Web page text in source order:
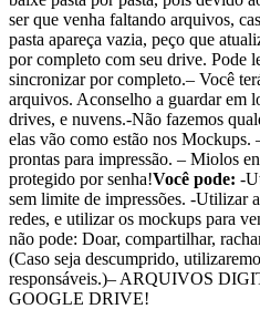
ser que venha faltando arquivos,
pasta apareça vazia, peço que
por completo com seu drive. Pode
sincronizar por completo.– Você
arquivos. Aconselho a guardar em
drives, e nuvens.-Não fazemos
elas vão como estão nos Mockups.
prontas para impressão. – Miolos
protegido por senha!Você pode: -
sem limite de impressões. -Utilizar
redes, e utilizar os mockups para
não pode: Doar, compartilhar,
(Caso seja descumprido,
responsáveis.)– ARQUIVOS
GOOGLE DRIVE!